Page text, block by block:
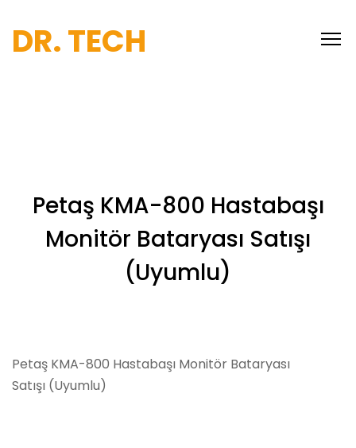
DR. TECH
Petaş KMA-800 Hastabaşı
Monitör Bataryası Satışı
(Uyumlu)
Petaş KMA-800 Hastabaşı Monitör Bataryası
Satışı (Uyumlu)